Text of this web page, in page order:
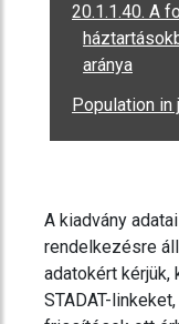
20.1.1.40. A
aránya
Population
A kiadvány
rendelkezésre
adatokért
STADAT-